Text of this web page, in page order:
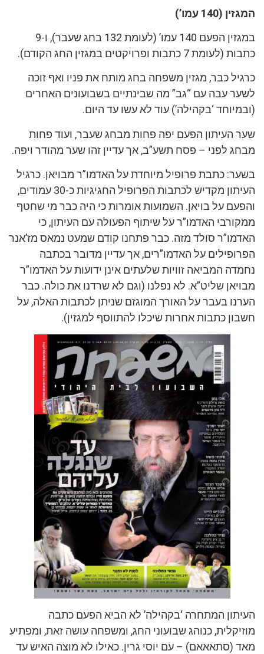
המגזין (140 עמו’)
במגזין הפעם 140 עמו’ (לעומת 132 בחג שעבר), ו-9
כתבות (לעומת 7 כתבות ופרויקטים במגזין החג הקודם).
כרגיל כבר, מגזין משפחה בחג מותח את פניו ואף זוכה
לשער עבה עם “גב” מה שבינתיים בשבועונים האחרים
(ובמיוחד ‘בקהילה’) עוד לא עשו עד היום.
שער העיתון הפעם יפה פחות מבחג שעבר, ועוד פחות
מבחג לפני – פסח תשע”ב, אך עדיין זהו שער מהודר ויפה.
בשער: כתבת פרופיל מיוחדת על האדמו”ר מבויאן. כרגיל
העיתון מקדיש לכתבות הפרופיל החגיגיות כ-30 עמודים,
והפעם על בויאן. השמועות אומרות כי היה כבר מי שחטף
ממקורבי האדמו”ר על שיתוף הפעולה עם העיתון, כי
האדמו”ר סולד מזה. כבר פתחנו קודם שמעט נמאס מז’אנר
הפרופילים על האדמו”רים, אך עדיין מדובר בכתבה
נחמדה המביאה זוויות שלעתים אינן ידועות על האדמו”ר
מבויאן שליט”א. לא נפלנו (וגם לא שרדנו את כולה. כבר
הערנו בעבר על האורך המוגזם שניתן לכתבות האלה, על
חשבון כתבות אחרות שיכלו להתווסף למגזין).
העיתון המתחרה ‘בקהילה’ לא הביא הפעם כתבה
מוזיקלית, כנוהג שבועוני החג, ומשפחה עושה זאת, ומפתיע
מאד (סתאאאם) – עם יוסי גרין. כאילו לא מוצה האיש עד